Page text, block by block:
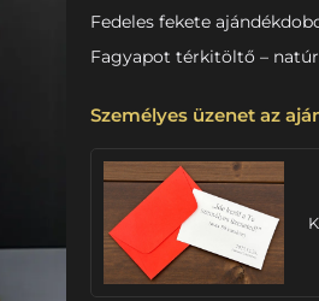
Fedeles fekete
Fagyapot térkitöltő –
Személyes üzenet az